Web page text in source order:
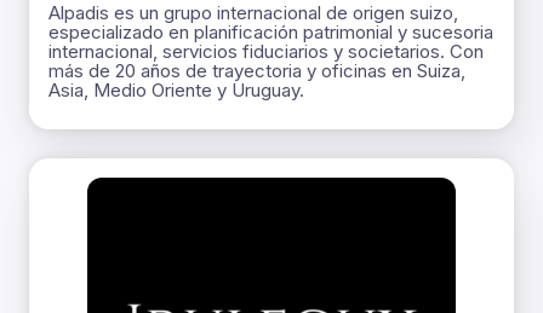
Alpadis es un grupo internacional de origen suizo,
especializado en planificación patrimonial y sucesoria
internacional, servicios fiduciarios y societarios. Con
más de 20 años de trayectoria y oficinas en Suiza,
Asia, Medio Oriente y Uruguay.